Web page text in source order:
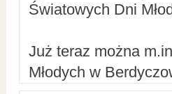
Światowych Dni
Już teraz można
Młodych w